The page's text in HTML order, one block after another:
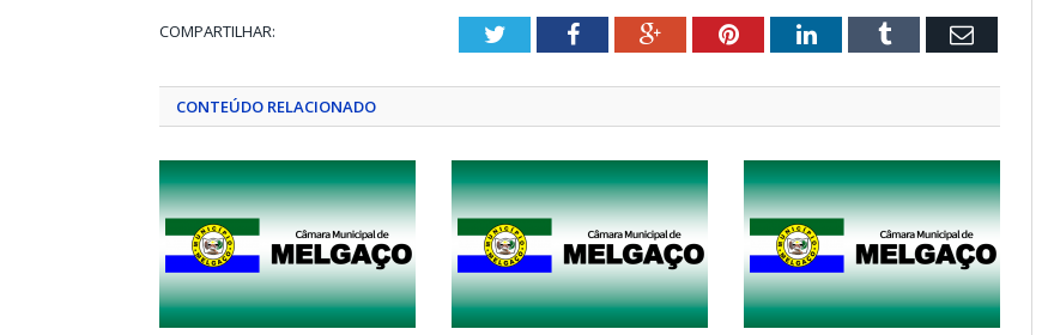
COMPARTILHAR: TwitterFacebookGoogle+PinterestLinkedInTumblr Email
CONTEÚDO RELACIONADO